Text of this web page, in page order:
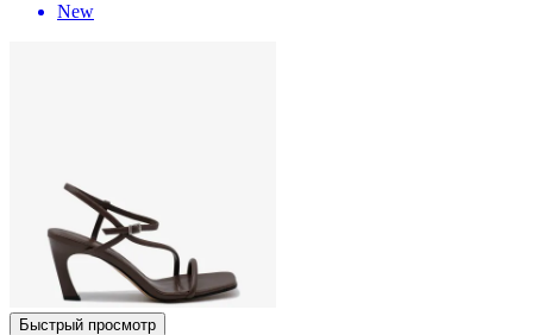
New
Быстрый просмотр